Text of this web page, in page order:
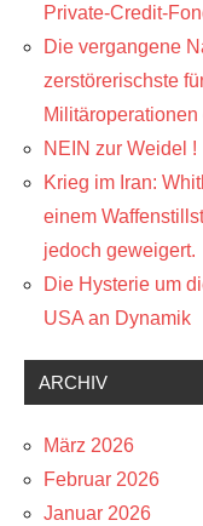
Private-Credit-
Die vergangene
zerstörerischste
NEIN zur Weidel !
Krieg im Iran:
einem
jedoch geweigert.
Die Hysterie um
USA an Dynamik
ARCHIV
März 2026
Februar 2026
Januar 2026